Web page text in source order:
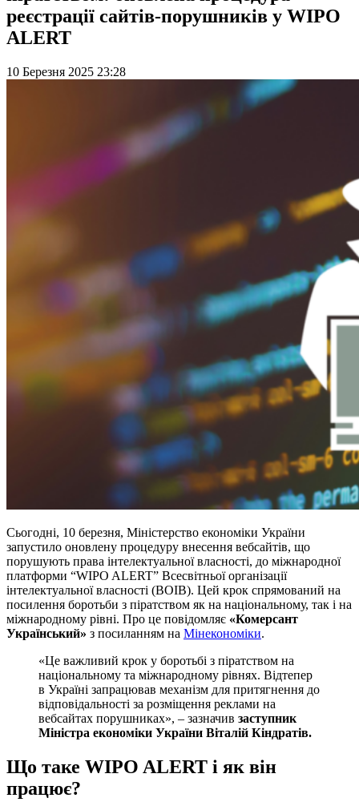
реєстрації сайтів-порушників у WIPO
ALERT
10 Березня 2025 23:28
Сьогодні, 10 березня, Міністерство економіки України
запустило оновлену процедуру внесення вебсайтів, що
порушують права інтелектуальної власності, до міжнародної
платформи “WIPO ALERT” Всесвітньої організації
інтелектуальної власності (ВОІВ). Цей крок спрямований на
посилення боротьби з піратством як на національному, так і на
міжнародному рівні. Про це повідомляє «Комерсант
Український» з посиланням на Мінекономіки.
«Це важливий крок у боротьбі з піратством на
національному та міжнародному рівнях. Відтепер
в Україні запрацював механізм для притягнення до
відповідальності за розміщення реклами на
вебсайтах порушниках», – зазначив заступник
Міністра економіки України Віталій Кіндратів.
Що таке WIPO ALERT і як він
працює?